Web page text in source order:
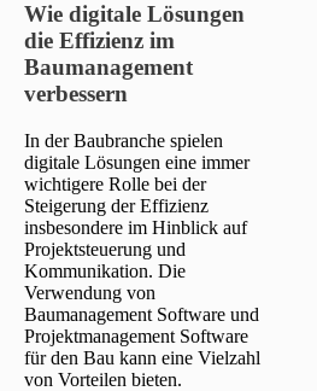
Wie digitale Lösungen
die Effizienz im
Baumanagement
verbessern
In der Baubranche spielen
digitale Lösungen eine immer
wichtigere Rolle bei der
Steigerung der Effizienz
insbesondere im Hinblick auf
Projektsteuerung und
Kommunikation. Die
Verwendung von
Baumanagement Software und
Projektmanagement Software
für den Bau kann eine Vielzahl
von Vorteilen bieten.